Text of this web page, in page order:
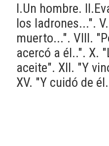
I.Un hombre.
los ladrones...".
muerto...". VIII.
acercó a él..". X.
aceite". XII. "Y
XV. "Y cuidó de